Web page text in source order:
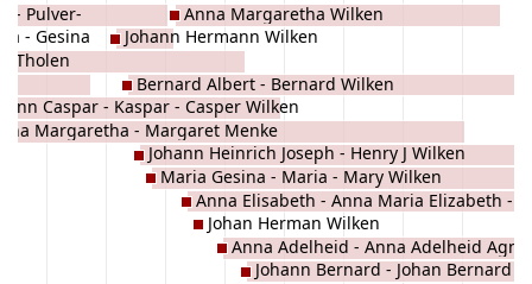
- Pulver-
- Gesina
Tholen
Caspar - Kaspar - Casper Wilken
Margaretha - Margaret Menke
Johann Hermann Wilken
Bernard Albert - Bernard Wilken
Johann Heinrich Joseph - Henry J Wilken
Maria Gesina - Maria - Mary Wilken
Anna Margaretha Wilken
Anna Elisabeth - Anna Maria Elizabeth -
Ann Eliza - Elisa Wilken
Johan Herman Wilken
Anna Adelheid - Anna Adelheid
Anna Agnes - Anna Adeline Wilken
Johann Bernard - Johan Bernard